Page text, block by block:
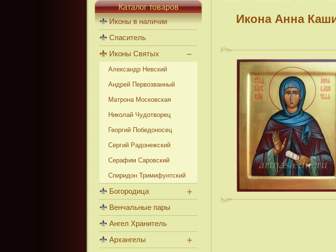
Икона Анна
Каталог товаров
Иконы в наличии
Спаситель
Иконы Святых
Александр Невский
Андрей Первозванный
Матрона Московская
Николай Чудотворец
Георгий Победоносец
Сергий Радонежский
Серафим Саровский
Спиридон Тримифунтский
Богородица
Венчальные пары
Ангел Хранитель
Архангелы